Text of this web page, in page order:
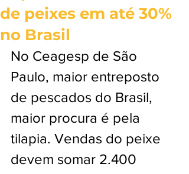
de peixes em até 30%
no Brasil
No Ceagesp de São
Paulo, maior entreposto
de pescados do Brasil,
maior procura é pela
tilapia. Vendas do peixe
devem somar 2.400